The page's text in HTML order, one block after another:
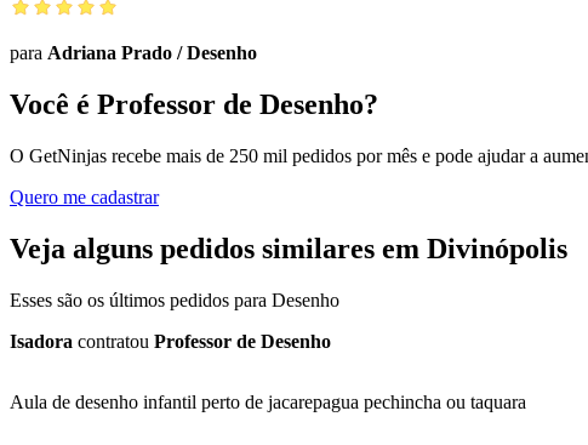
para Adriana Prado /Desenho
Você é Professor de Desenho?
O GetNinjas recebe mais de 250 mil pedidos por mês e pode ajudar a
Quero me cadastrar
Veja alguns pedidos similares em Divinópolis
Esses são os últimos pedidos para Desenho
Isadora contratou Professor de Desenho
Aula de desenho infantil perto de jacarepagua pechincha ou taquara